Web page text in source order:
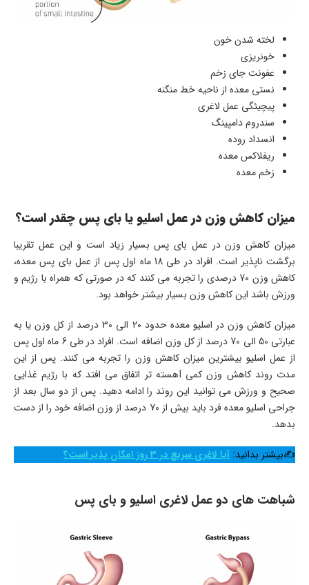
لخته شدن خون
خونریزی
عفونت جای زخم
نستی معده از ناحیه خط منگنه
پیچیئگی عمل لاغری
سندروم دامپینگ
انسداد روده
ریفلاکس معده
زخم معده
میزان کاهش وزن در عمل اسلیو یا بای پس چقدر است؟
میزان کاهش وزن در عمل بای پس بسیار زیاد است و این عمل تقریبا
برگشت ناپذیر است. افراد در طی 18 ماه اول پس از عمل بای پس معده،
کاهش وزن 70 درصدی را تجربه می کنند که در صورتی که همراه با رژیم و
ورزش باشد این کاهش وزن بسیار بیشتر خواهد بود.
میزان کاهش وزن در اسلیو معده حدود 20 الی 30 درصد از کل وزن یا به
عبارتی 50 الی 70 درصد از کل وزن اضافه است. افراد در طی 6 ماه اول پس
از عمل اسلیو بیشترین میزان کاهش وزن را تجربه می کنند. پس از این
مدت روند کاهش وزن کمی آهسته تر اتفاق می افتد که با رژیم غذایی
صحیح و ورزش می توانید این روند را ادامه دهید. پس از دو سال بعد از
جراحی اسلیو معده فرد باید بیش از 70 درصد از وزن اضافه خود را از دست
بدهد.
✍بیشتر بدانید: آیا لاغری سریع در 3 روز امکان پذیر است؟
شباهت های دو عمل لاغری اسلیو و بای پس